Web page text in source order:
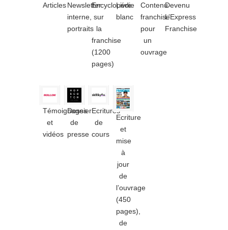
ArticlesNewsletter
interne,
portraits
Encyclopédie
sur
la
franchise
(1200
pages)
Livre
blanc
Contenu
franchise
pour
un
ouvrage
Devenu
L’Express
Franchise
Témoignages
et
vidéos
Dossier
de
presse
Ecritures
de
cours
Ecriture
et
mise
à
jour
de
l’ouvrage
(450
pages),
de